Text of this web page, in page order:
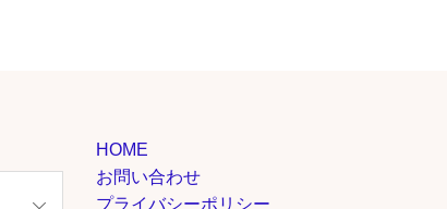
HOME
お問い合わせ
プライバシーポリシー